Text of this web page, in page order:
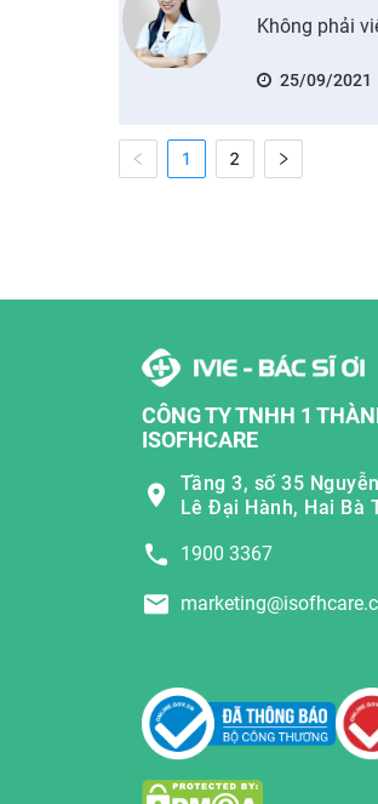
Không phải
25/09/2021
1 2
CÔNG TY TNHH 1
ISOFHCARE
Tầng 3, số 35
Lê Đại Hành, Hai Bà
1900 3367